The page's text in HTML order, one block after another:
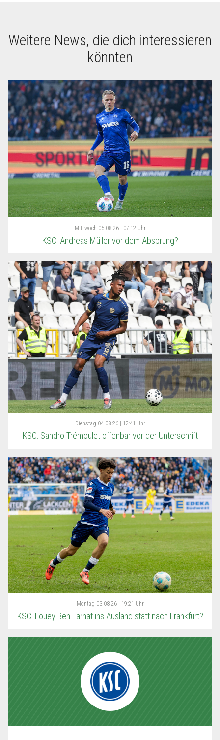
Weitere News, die dich interessieren
könnten
Mittwoch 05.08.26 | 07:12 Uhr
KSC: Andreas Müller vor dem Absprung?
Dienstag 04.08.26 | 12:41 Uhr
KSC: Sandro Trémoulet offenbar vor der Unterschrift
Montag 03.08.26 | 19:21 Uhr
KSC: Louey Ben Farhat ins Ausland statt nach Frankfurt?